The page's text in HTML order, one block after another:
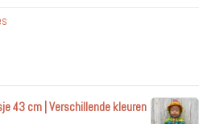
43 cm | Verschillende kleuren